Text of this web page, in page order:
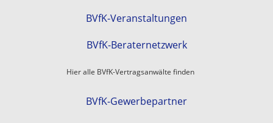
BVfK-Veranstaltungen
BVfK-Beraternetzwerk
Hier alle BVfK-Vertragsanwälte finden
BVfK-Gewerbepartner